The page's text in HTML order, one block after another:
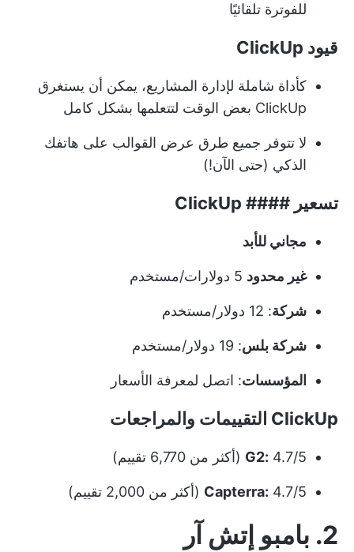
للفوترة تلقائيًا
قيود ClickUp
كأداة شاملة لإدارة المشاريع، يمكن أن يستغرق
ClickUp بعض الوقت لتتعلمها بشكل كامل
لا تتوفر جميع طرق عرض القوالب على هاتفك
الذكي (حتى الآن!)
تسعير #### ClickUp
مجاني للأبد
غير محدود
شركة: 12 دولار/مستخدم
شركة بلس: 19 دولار/مستخدم
المؤسسات: اتصل لمعرفة الأسعار
ClickUp التقييمات والمراجعات
G2: 4.7/5 (أكثر من 6,770 تقييم)
Capterra: 4.7/5 (أكثر من 2,000 تقييم)
2. بامبو إتش آر